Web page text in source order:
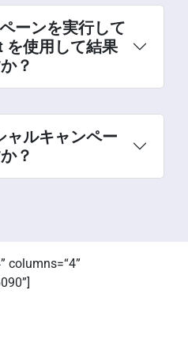
ーンを実行して
を使用して結果
？
ャルキャンペー
？
columns=“4”